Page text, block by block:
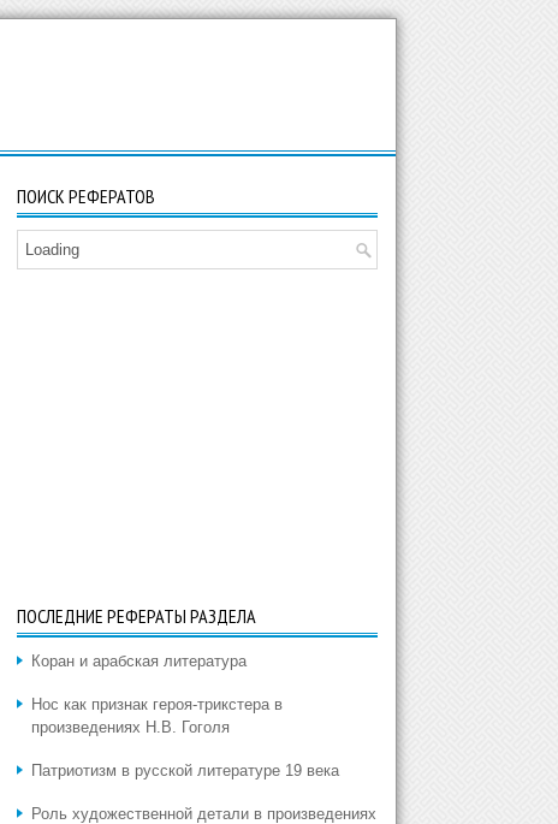
ПОИСК РЕФЕРАТОВ
Loading
ПОСЛЕДНИЕ РЕФЕРАТЫ РАЗДЕЛА
Коран и арабская литература
Нос как признак героя-трикстера в
произведениях Н.В. Гоголя
Патриотизм в русской литературе 19 века
Роль художественной детали в произведениях